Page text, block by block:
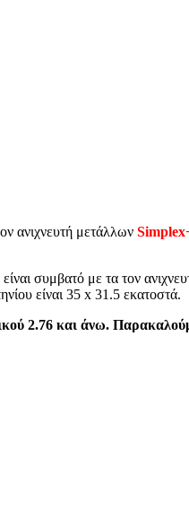
ανιχνευτή μετάλλων
συμβατό με τα τον
είναι 35 x 31.5 εκατοστά.
2.76 και άνω.